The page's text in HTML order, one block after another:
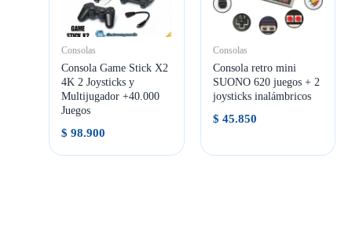
Consolas
Consola Game Stick X2
4K 2 Joysticks y
Multijugador +40.000
Juegos
$ 98.900
Consolas
Consola retro mini
SUONO 620 juegos + 2
joysticks inalámbricos
$ 45.850